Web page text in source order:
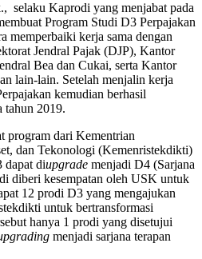
selaku Kaprodi yang menjabat pada
Program Studi D3 Perpajakan
memperbaiki kerja sama dengan
Jendral Pajak (DJP), Kantor
Bea dan Cukai, serta Kantor
lain-lain. Setelah menjalin kerja
kemudian berhasil
tahun 2019.
program dari Kementrian
dan Tekonologi (Kemenristekdikti)
dapat diupgrade menjadi D4 (Sarjana
diberi kesempatan oleh USK untuk
12 prodi D3 yang mengajukan
untuk bertransformasi
hanya 1 prodi yang disetujui
menjadi sarjana terapan